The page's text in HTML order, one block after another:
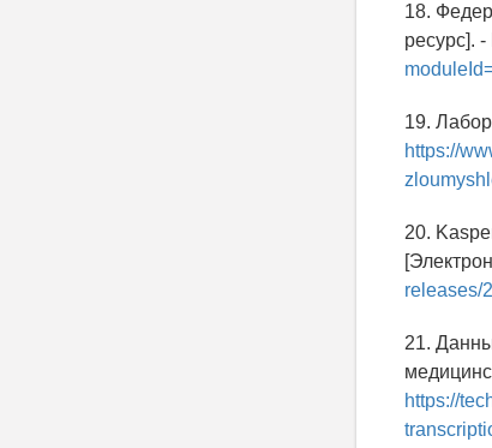
18.
ресурс].
19.
https://
20.
releases/
21.
https://